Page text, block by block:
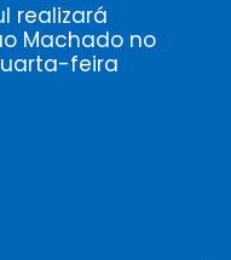
realizará
Machado no
feira